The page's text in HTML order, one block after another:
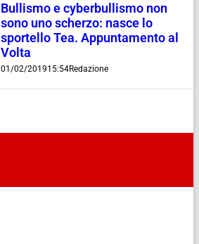
Bullismo e cyberbullismo non
sono uno scherzo: nasce lo
sportello Tea. Appuntamento al
Volta
01/02/201915:54Redazione